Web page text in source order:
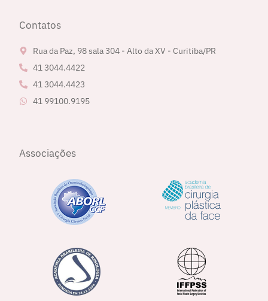
Contatos
Rua da Paz, 98 sala 304 - Alto da XV - Curitiba/PR
41 3044.4422
41 3044.4423
41 99100.9195
Associações